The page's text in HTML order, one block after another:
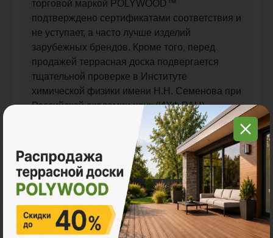
торговой маркой POLYWOOD™
подтверждено сертификатами соответствия и
не уступает, а часто лучше изделий
зарубежных брендов. Кроме того, перед
продажей террасная доска подвергается
тщательной проверке в Институте
химической физики имени Н.Н. Семенова при
Российской академии наук (ИХФ РАН).
Быстрая доставка
Доставляем заказы прямо на строительный
объект. У нас есть собственный автопарк и
погрузочная техника. Доставка декинга и
остальной продукции в регионы
осуществляется максимально быстро,